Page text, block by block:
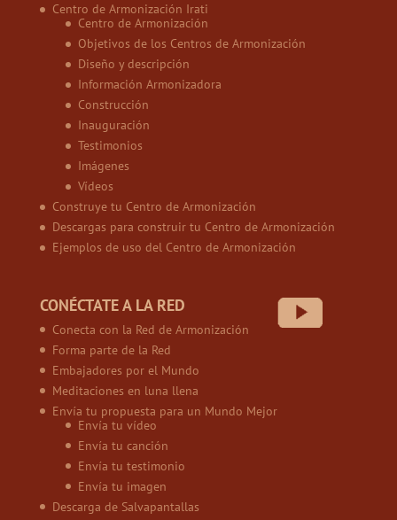
Centro de Armonización Irati
Centro de Armonización
Objetivos de los Centros de Armonización
Diseño y descripción
Información Armonizadora
Construcción
Inauguración
Testimonios
Imágenes
Vídeos
Construye tu Centro de Armonización
Descargas para construir tu Centro de Armonización
Ejemplos de uso del Centro de Armonización
CONÉCTATE A LA RED
Conecta con la Red de Armonización
Forma parte de la Red
Embajadores por el Mundo
Meditaciones en luna llena
Envía tu propuesta para un Mundo Mejor
Envía tu vídeo
Envía tu canción
Envía tu testimonio
Envía tu imagen
Descarga de Salvapantallas